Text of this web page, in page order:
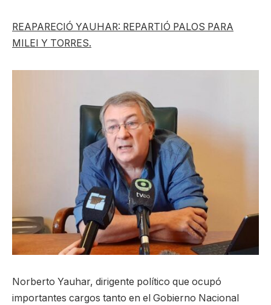
REAPARECIÓ YAUHAR: REPARTIÓ PALOS PARA
MILEI Y TORRES.
Norberto Yauhar, dirigente político que ocupó
importantes cargos tanto en el Gobierno Nacional